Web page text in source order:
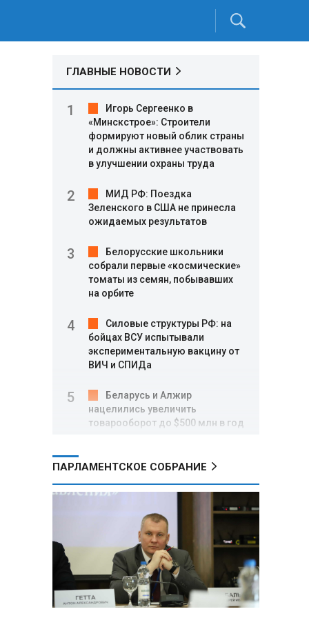
ГЛАВНЫЕ НОВОСТИ
Игорь Сергеенко в
«Минскстрое»: Строители
формируют новый облик страны
и должны активнее участвовать
в улучшении охраны труда
МИД РФ: Поездка
Зеленского в США не принесла
ожидаемых результатов
Белорусские школьники
собрали первые «космические»
томаты из семян, побывавших
на орбите
Силовые структуры РФ: на
бойцах ВСУ испытывали
экспериментальную вакцину от
ВИЧ и СПИДа
Беларусь и Алжир
нацелились увеличить
товарооборот до $500 млн в год
поблагодарил Жапарова за
российско‑киргизского
Трутнев доложил Путину:
инвестиции на Дальнем Востоке
превысили 6,5 трлн рублей
Белорусские ракетчики
отработали перехват воздушных
ПАРЛАМЕНТСКОЕ СОБРАНИЕ